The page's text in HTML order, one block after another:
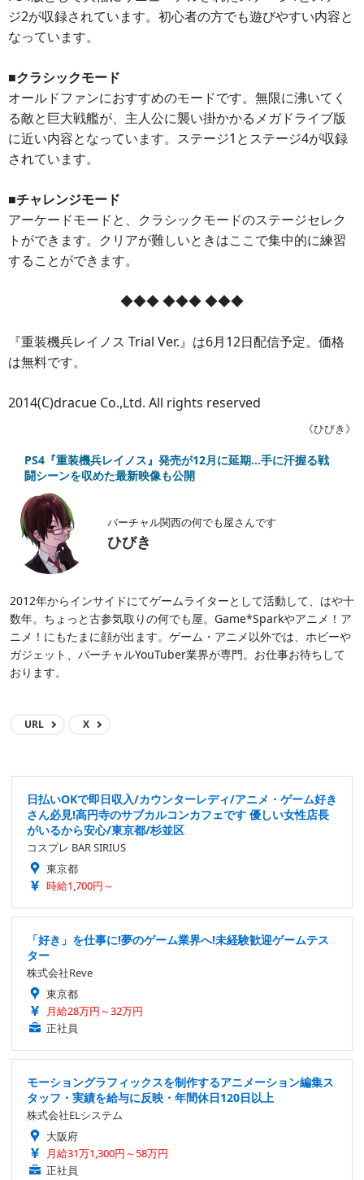
ジ2が収録されています。初心者の方でも遊びやすい内容と
なっています。
■クラシックモード
オールドファンにおすすめのモードです。無限に沸いてく
る敵と巨大戦艦が、主人公に襲い掛かかるメガドライブ版
に近い内容となっています。ステージ1とステージ4が収録
されています。
■チャレンジモード
アーケードモードと、クラシックモードのステージセレク
トができます。クリアが難しいときはここで集中的に練習
することができます。
◆◆◆ ◆◆◆ ◆◆◆
『重装機兵レイノス Trial Ver.』は6月12日配信予定。価格
は無料です。
2014(C)dracue Co.,Ltd. All rights reserved
《ひびき》
PS4『重装機兵レイノス』発売が12月に延期…手に汗握る戦
闘シーンを収めた最新映像も公開
バーチャル関西の何でも屋さんです
ひびき
2012年からインサイドにてゲームライターとして活動して、はや十
数年。ちょっと古参気取りの何でも屋。Game*Sparkやアニメ！ア
ニメ！にもたまに顔が出ます。ゲーム・アニメ以外では、ホビーや
ガジェット、バーチャルYouTuber業界が専門。お仕事お待ちして
おります。
URL X
日払いOKで即日収入/カウンターレディ/アニメ・ゲーム好き
さん必見!高円寺のサブカルコンカフェです 優しい女性店長
がいるから安心/東京都/杉並区
コスプレ BAR SIRIUS
東京都
時給1,700円～
「好き」を仕事に!夢のゲーム業界へ!未経験歓迎ゲームテス
ター
株式会社Reve
東京都
月給28万円～32万円
正社員
モーショングラフィックスを制作するアニメーション編集ス
タッフ・実績を給与に反映・年間休日120日以上
株式会社ELシステム
大阪府
月給31万1,300円～58万円
正社員